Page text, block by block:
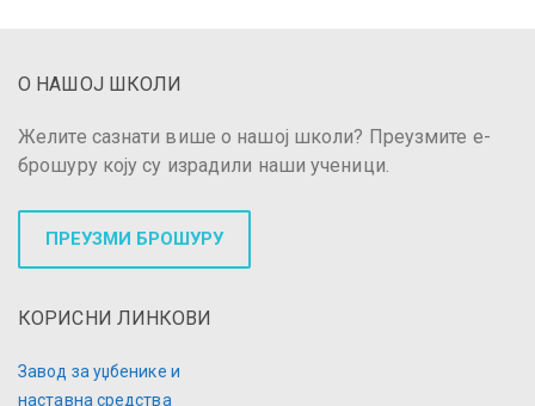
О НАШОЈ ШКОЛИ
Желите сазнати више о нашој школи? Преузмите е-
брошуру коју су израдили наши ученици.
ПРЕУЗМИ БРОШУРУ
КОРИСНИ ЛИНКОВИ
Завод за уџбенике и
наставна средства